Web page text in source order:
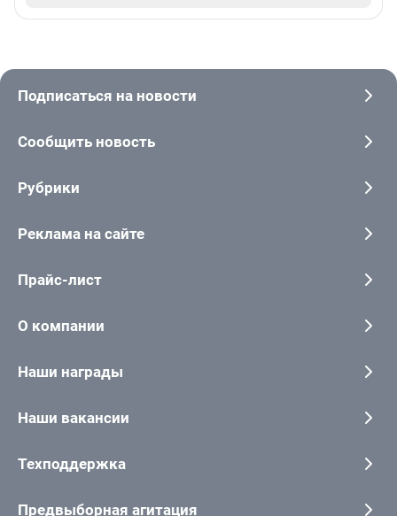
Подписаться на новости
Сообщить новость
Рубрики
Реклама на сайте
Прайс-лист
О компании
Наши награды
Наши вакансии
Техподдержка
Предвыборная агитация